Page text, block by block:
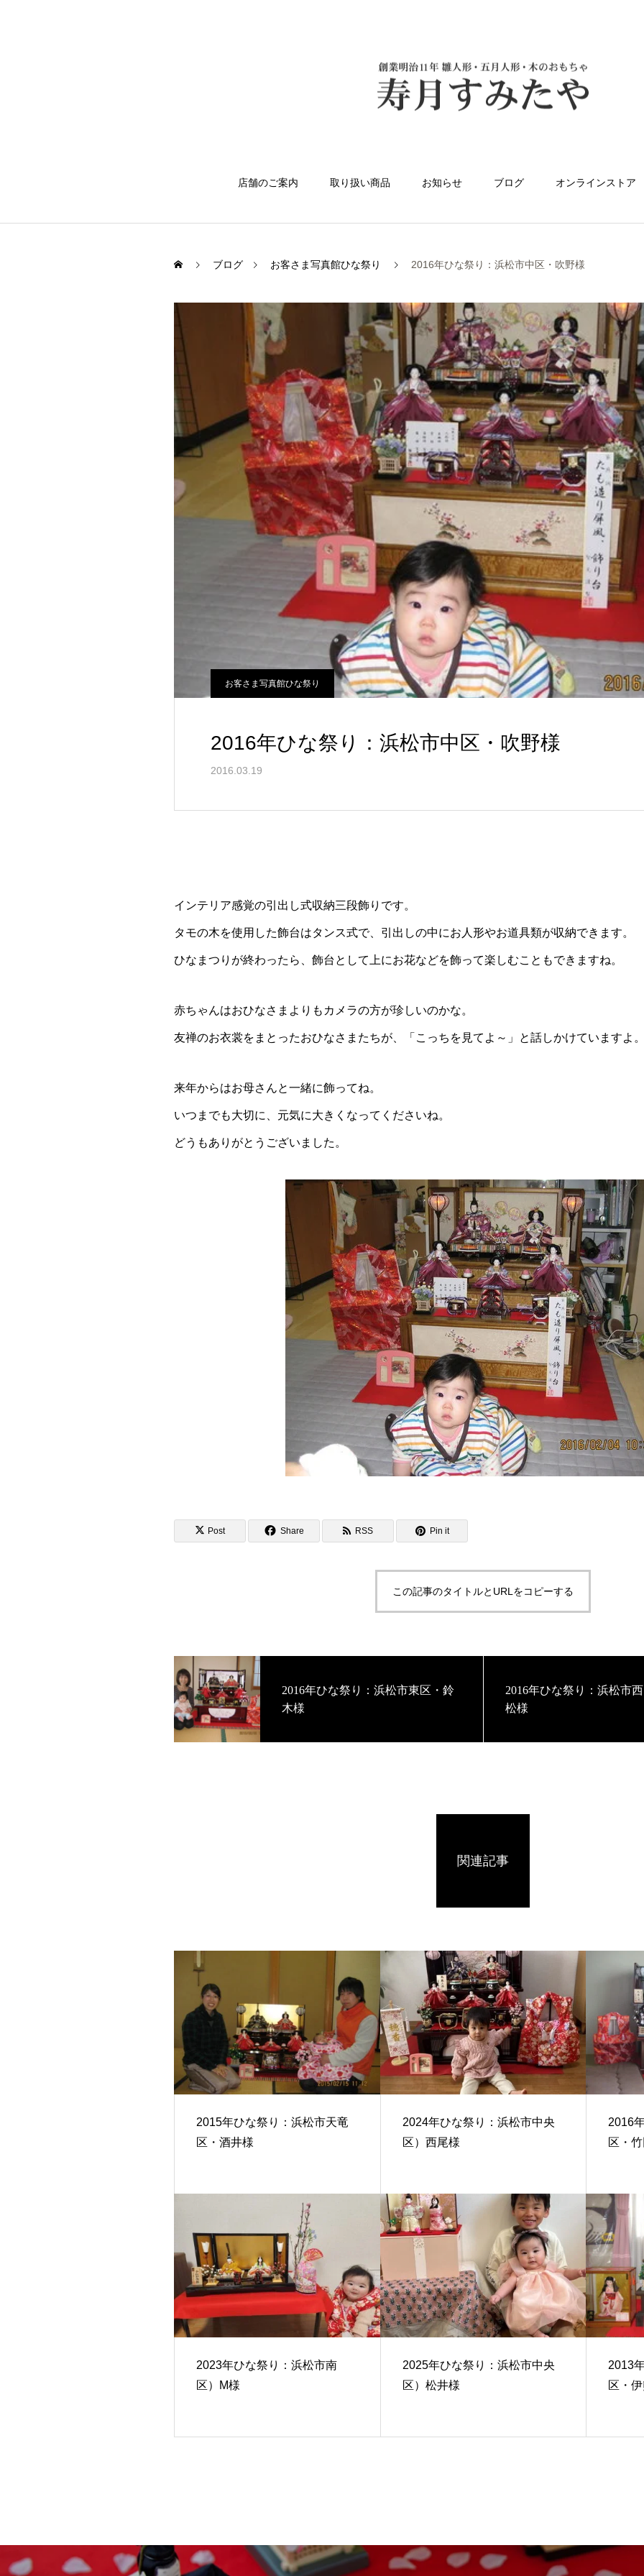
店舗のご案内 取り扱い商品 お知らせ ブログ オンラインストア
ブログ お客さま写真館ひな祭り 2016年ひな祭り：浜松市中区・吹野様
お客さま写真館ひな祭り
2016年ひな祭り：浜松市中区・吹野様
2016.03.19
インテリア感覚の引出し式収納三段飾りです。
タモの木を使用した飾台はタンス式で、引出しの中にお人形やお道具類が収納できます。
ひなまつりが終わったら、飾台として上にお花などを飾って楽しむこともできますね。
赤ちゃんはおひなさまよりもカメラの方が珍しいのかな。
友禅のお衣裳をまとったおひなさまたちが、「こっちを見てよ～」と話しかけていますよ
来年からはお母さんと一緒に飾ってね。
いつまでも大切に、元気に大きくなってくださいね。
どうもありがとうございました。
Post Share RSS Pin it
この記事のタイトルとURLをコピーする
2016年ひな祭り：浜松市東区・鈴
木様
2016年ひな祭り：浜松市
松様
関連記事
2015年ひな祭り：浜松市天竜
区・酒井様
2024年ひな祭り：浜松市中央
区）西尾様
2016
区・
2023年ひな祭り：浜松市南
区）M様
2025年ひな祭り：浜松市中央
区）松井様
2013
区・